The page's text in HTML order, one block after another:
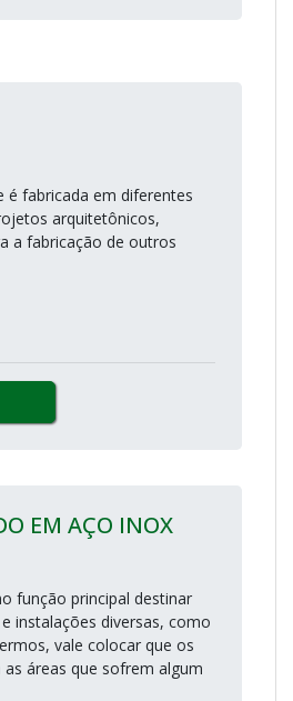
é fabricada em diferentes
arquitetônicos,
a fabricação de outros
EM AÇO INOX
função principal destinar
instalações diversas, como
vale colocar que os
áreas que sofrem algum